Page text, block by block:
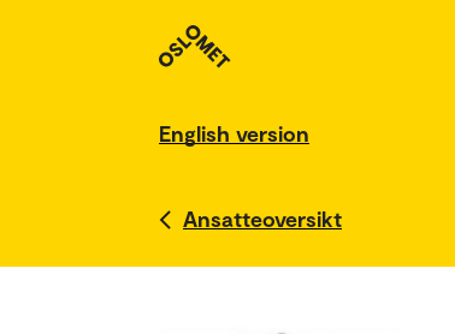
English version
Ansatteoversikt